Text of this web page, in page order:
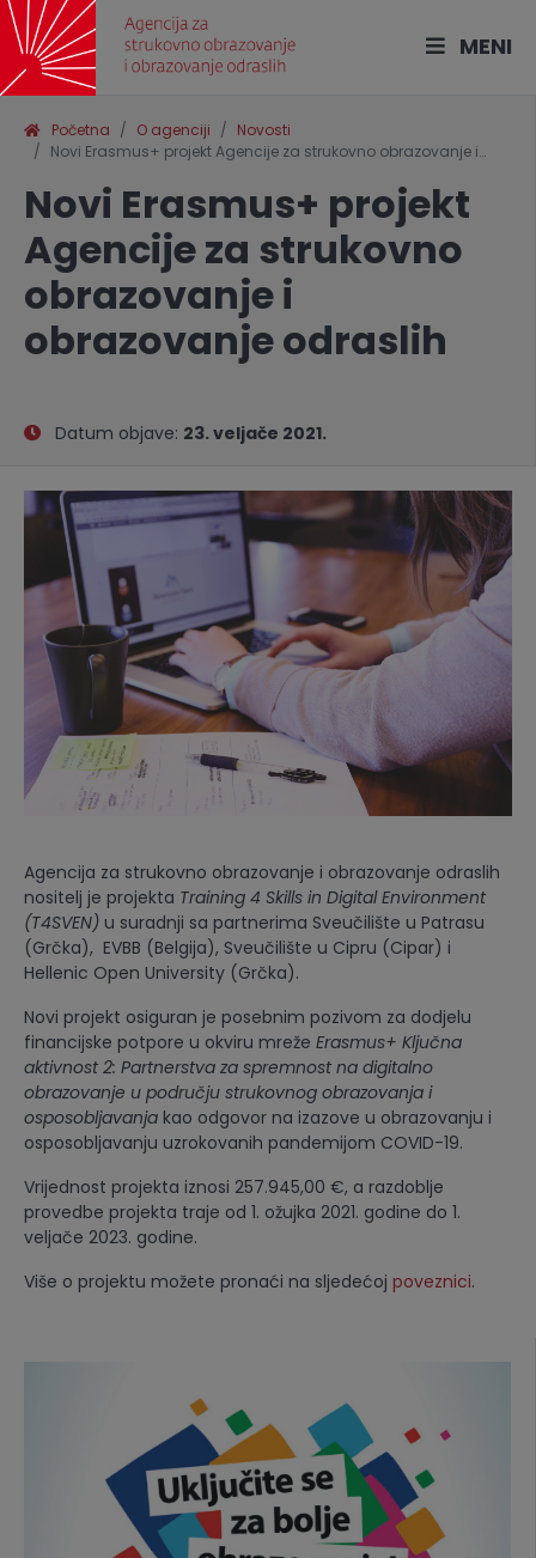
MENI
Početna O agenciji
Novosti
Novi Erasmus+ projekt Agencije za strukovno obrazovanje i…
Novi Erasmus+ projekt
Agencije za strukovno
obrazovanje i
obrazovanje odraslih
Datum objave: 23. veljače 2021.
Agencija za strukovno obrazovanje i obrazovanje odraslih
nositelj je projekta Training 4 Skills in Digital Environment
(T4SVEN) u suradnji sa partnerima Sveučilište u Patrasu
(Grčka), EVBB (Belgija), Sveučilište u Cipru (Cipar) i
Hellenic Open University (Grčka).
Novi projekt osiguran je posebnim pozivom za dodjelu
financijske potpore u okviru mreže Erasmus+ Ključna
aktivnost 2: Partnerstva za spremnost na digitalno
obrazovanje u području strukovnog obrazovanja i
osposobljavanja kao odgovor na izazove u obrazovanju i
osposobljavanju uzrokovanih pandemijom COVID-19.
Vrijednost projekta iznosi 257.945,00 €, a razdoblje
provedbe projekta traje od 1. ožujka 2021. godine do 1.
veljače 2023. godine.
Više o projektu možete pronaći na sljedećoj poveznici.